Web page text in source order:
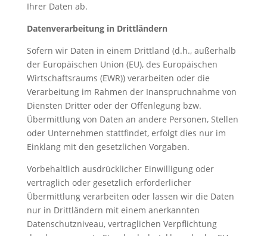
Ihrer Daten ab.
Datenverarbeitung in Drittländern
Sofern wir Daten in einem Drittland (d.h., außerhalb
der Europäischen Union (EU), des Europäischen
Wirtschaftsraums (EWR)) verarbeiten oder die
Verarbeitung im Rahmen der Inanspruchnahme von
Diensten Dritter oder der Offenlegung bzw.
Übermittlung von Daten an andere Personen, Stellen
oder Unternehmen stattfindet, erfolgt dies nur im
Einklang mit den gesetzlichen Vorgaben.
Vorbehaltlich ausdrücklicher Einwilligung oder
vertraglich oder gesetzlich erforderlicher
Übermittlung verarbeiten oder lassen wir die Daten
nur in Drittländern mit einem anerkannten
Datenschutzniveau, vertraglichen Verpflichtung